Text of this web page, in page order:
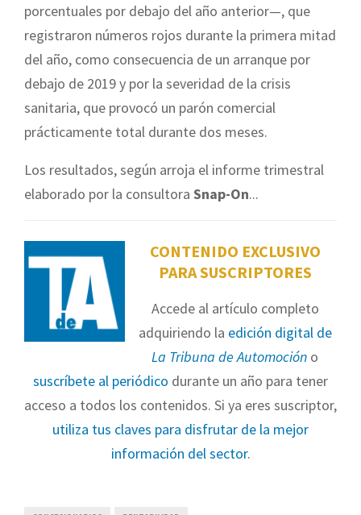
porcentuales por debajo del año anterior—, que
registraron números rojos durante la primera mitad
del año, como consecuencia de un arranque por
debajo de 2019 y por la severidad de la crisis
sanitaria, que provocó un parón comercial
prácticamente total durante dos meses.
Los resultados, según arroja el informe trimestral
elaborado por la consultora Snap-On...
CONTENIDO EXCLUSIVO
PARA SUSCRIPTORES
Accede al artículo completo
adquiriendo la edición digital de
La Tribuna de Automoción o
suscríbete al periódico durante un año para tener
acceso a todos los contenidos. Si ya eres suscriptor,
utiliza tus claves para disfrutar de la mejor
información del sector.